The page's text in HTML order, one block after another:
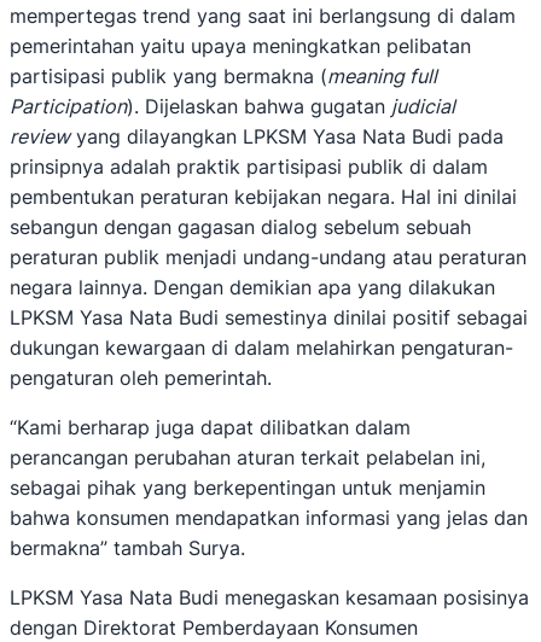
mempertegas trend yang saat ini berlangsung di dalam
pemerintahan yaitu upaya meningkatkan pelibatan
partisipasi publik yang bermakna (meaning full
Participation). Dijelaskan bahwa gugatan judicial
reviewyang dilayangkan LPKSM Yasa Nata Budi pada
prinsipnya adalah praktik partisipasi publik di dalam
pembentukan peraturan kebijakan negara. Hal ini dinilai
sebangun dengan gagasan dialog sebelum sebuah
peraturan publik menjadi undang-undang atau peraturan
negara lainnya. Dengan demikian apa yang dilakukan
LPKSM Yasa Nata Budi semestinya dinilai positif sebagai
dukungan kewargaan di dalam melahirkan pengaturan-
pengaturan oleh pemerintah.
“Kami berharap juga dapat dilibatkan dalam
perancangan perubahan aturan terkait pelabelan ini,
sebagai pihak yang berkepentingan untuk menjamin
bahwa konsumen mendapatkan informasi yang jelas dan
bermakna” tambah Surya.
LPKSM Yasa Nata Budi menegaskan kesamaan posisinya
dengan Direktorat Pemberdayaan Konsumen